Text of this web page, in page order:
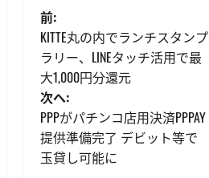
投
稿
ナ
ビ
ゲ
前:
KITTE丸の内でランチスタンプ
ラリー、LINEタッチ活用で最
大1,000円分還元
次へ:
PPPがパチンコ店用決済PPPAY
提供準備完了 デビット等で
玉貸し可能に